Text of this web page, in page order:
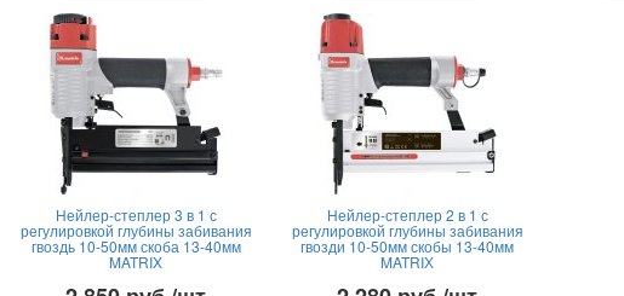
Нейлер-степлер 3 в 1 с
регулировкой глубины забивания
гвоздь 10-50мм скоба 13-40мм
MATRIX
Нейлер-степлер 2 в 1 с
регулировкой глубины забивания
гвозди 10-50мм скобы 13-40мм
MATRIХ